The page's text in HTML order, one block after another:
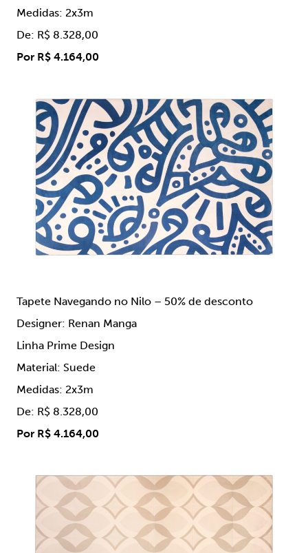
Medidas: 2x3m
De: R$ 8.328,00
Por R$ 4.164,00
Tapete Navegando no Nilo – 50% de desconto
Designer: Renan Manga
Linha Prime Design
Material: Suede
Medidas: 2x3m
De: R$ 8.328,00
Por R$ 4.164,00